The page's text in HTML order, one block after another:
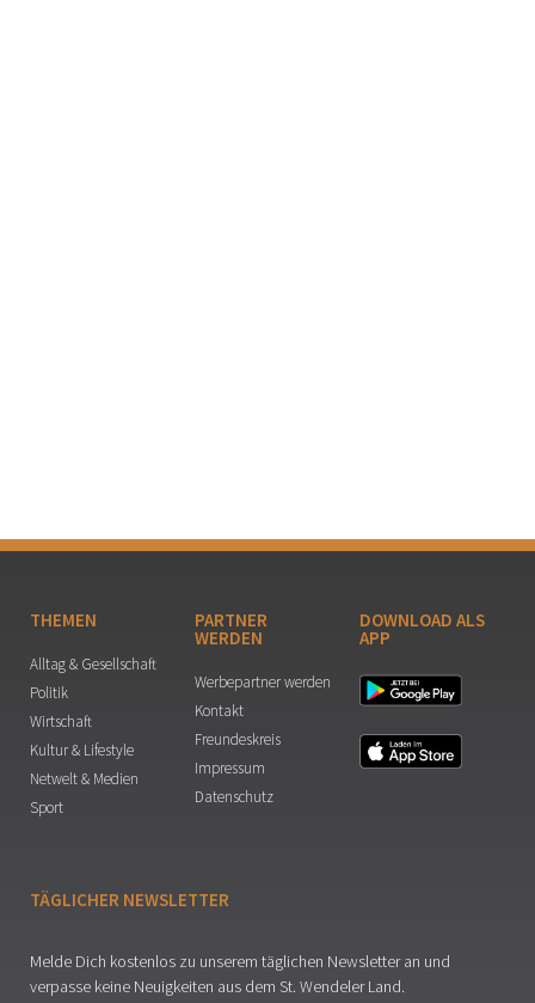
THEMEN
Alltag & Gesellschaft
Politik
Wirtschaft
Kultur & Lifestyle
Netwelt & Medien
Sport
PARTNER
WERDEN
Werbepartner werden
Kontakt
Freundeskreis
Impressum
Datenschutz
DOWNLOAD ALS
APP
TÄGLICHER NEWSLETTER
Melde Dich kostenlos zu unserem täglichen Newsletter an und
verpasse keine Neuigkeiten aus dem St. Wendeler Land.